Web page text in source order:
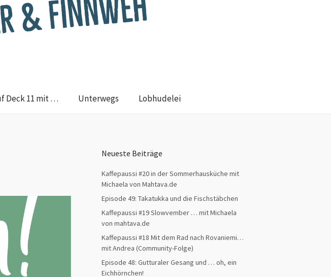
Deck 11 mit … Unterwegs Lobhudelei
Neueste Beiträge
Kaffepaussi #20 in der Sommerhausküche mit
Michaela von Mahtava.de
Episode 49: Takatukka und die Fischstäbchen
Kaffepaussi #19 Slowvember … mit Michaela
von mahtava.de
Kaffepaussi #18 Mit dem Rad nach Rovaniemi…
mit Andrea (Community-Folge)
Episode 48: Gutturaler Gesang und … oh, ein
Eichhörnchen!